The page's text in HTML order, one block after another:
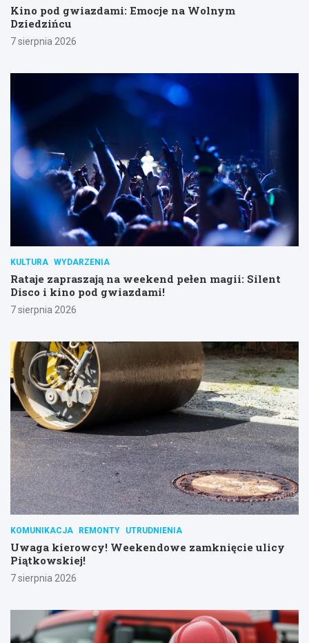
Kino pod gwiazdami: Emocje na Wolnym
Dziedzińcu
7 sierpnia 2026
KULTURA WYDARZENIA
Rataje zapraszają na weekend pełen magii: Silent
Disco i kino pod gwiazdami!
7 sierpnia 2026
KOMUNIKACJA REMONTY UTRUDNIENIA
Uwaga kierowcy! Weekendowe zamknięcie ulicy
Piątkowskiej!
7 sierpnia 2026